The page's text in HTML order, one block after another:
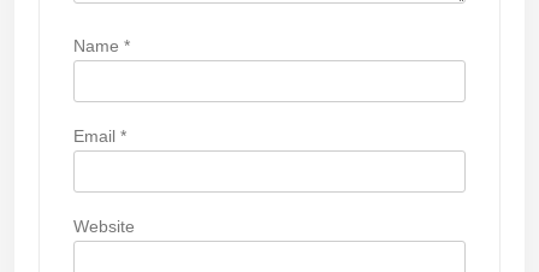
Name *
Email *
Website